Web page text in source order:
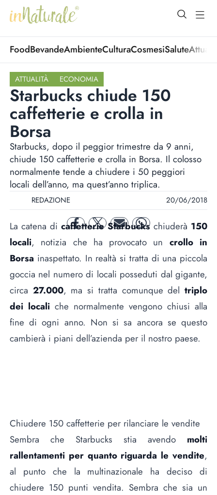
open
FoodBevandeAmbienteCulturaCosmesiSalute
ATTUALITÀ ECONOMIA
Starbucks chiude 150
caffetterie e crolla in
Borsa
Starbucks, dopo il peggior trimestre da 9 anni,
chiude 150 caffetterie e crolla in Borsa. Il colosso
normalmente tende a chiudere i 50 peggiori
locali dell’anno, ma quest’anno triplica.
REDAZIONE 20/06/2018
facebooktwitter mail whatsapp
La catena di caffetterie Starbucks chiuderà 150
locali, notizia che ha provocato un crollo in
Borsa inaspettato. In realtà si tratta di una piccola
goccia nel numero di locali posseduti dal gigante,
circa 27.000, ma si tratta comunque deltriplo
dei locali che normalmente vengono chiusi alla
fine di ogni anno. Non si sa ancora se questo
cambierà i piani dell’azienda per il nostro paese.
Chiudere 150 caffetterie per rilanciare le vendite
Sembra che Starbucks stia avendo molti
rallentamenti per quanto riguarda le vendite,
al punto che la multinazionale ha deciso di
chiudere 150 punti vendita. Sembra che sia un